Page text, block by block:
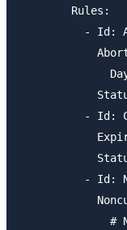
        Rules:
- Id:
- Id:
- Id:
#